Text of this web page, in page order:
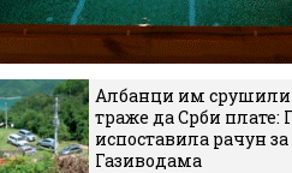
Албанци им срушили
траже да Срби
испоставила рачун
Газиводама